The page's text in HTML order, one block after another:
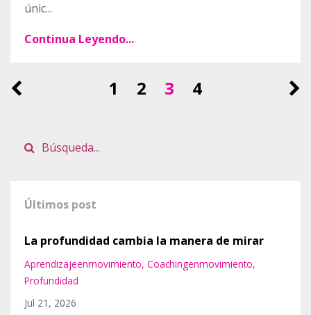
únic...
Continua Leyendo...
1 2 3 4
Últimos post
La profundidad cambia la manera de mirar
Aprendizajeenmovimiento Coachingenmovimiento
Profundidad
Jul 21, 2026